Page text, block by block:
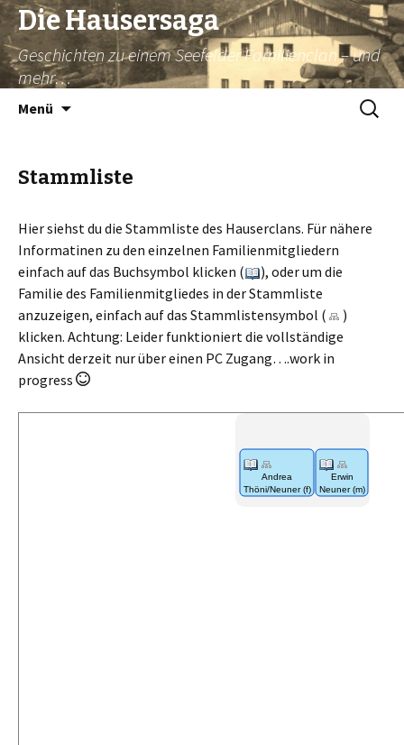
Die Hausersaga
Geschichten zu einem Seefelder Familienclan – und
mehr…
Menü
Suche
nach:
Stammliste
Hier siehst du die Stammliste des Hauserclans. Für nähere
Informatinen zu den einzelnen Familienmitgliedern
einfach auf das Buchsymbol klicken (
), oder um die
Familie des Familienmitgliedes in der Stammliste
anzuzeigen, einfach auf das Stammlistensymbol (
)
klicken. Achtung: Leider funktioniert die vollständige
Ansicht derzeit nur über einen PC Zugang….work in
progress
Andrea
Thöni/Neuner (f)
Erwin
Neuner (m)